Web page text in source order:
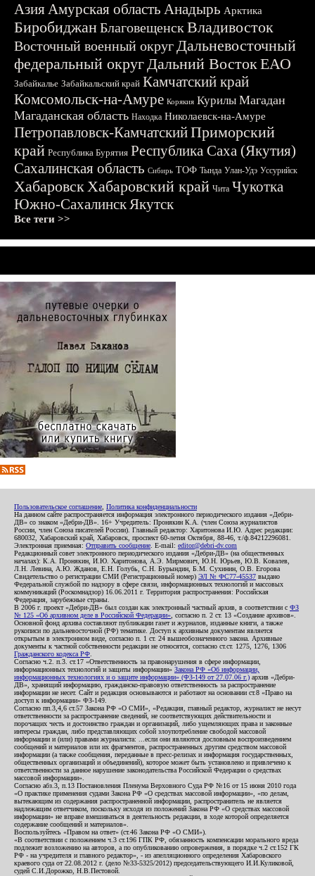
АзияАмурская область Анадырь Арктика
БиробиджанБлаговещенскВладивосток
Восточный военный округДальневосточный
федеральный округДальний ВостокЕАО
Забайкалье Забайкальский край Камчатский край
Комсомольск-на-Амуре Корякия Курилы Магадан
Магаданская область Находка Николаевск-на-Амуре
Петропавловск-КамчатскийПриморский
край Республика Бурятия Республика Саха (Якутия)
Сахалинская область Сибирь ТОФ Тында Улан-Удэ Уссурийск
ХабаровскХабаровский край Чита Чукотка
Южно-СахалинскЯкутск
Все теги >>
Пользовательское соглашение Политика конфиденциальности
На данном сайте распространяется информация электронного периодического издания «Дебри-
ДВ» со знаком «Дебри-ДВ». 16+ Учредитель: Пронякин К.А. (член Союза журналистов
России, член Союза писателей России). Главный редактор: Харитонова И.Ю. Адрес редакции:
680032, Хабаровский край, Хабаровск, проспект 60-летия Октября, 88-46, т./ф.84212296081.
Электронная приемная: Отправить сообщение . E-mail: editor@debri-dv.com
Редакционный совет электронного периодического издания «Дебри-ДВ» (на общественных
началах): К.А. Пронякин, И.Ю. Харитонова, А.Э. Мирмович, Ю.Н. Юрьев, Ю.В. Ковалев,
Л.Н. Левина, А.Ю. Жданов, Е.Н. Голубь, С.Н. Бурындин, Б.М. Сухинин, О.В. Егорова
Свидетельство о регистрации СМИ (Регистрационный номер) ЭЛ № ФС77-45537 выдано
Федеральной службой по надзору в сфере связи, информационных технологий и массовых
коммуникаций (Роскомнадзор) 16.06.2011 г. Территория распространения: Российская
Федерация, зарубежные страны.
В 2006 г. проект «Дебри-ДВ» был создан как электронный частный архив, в соответствии с ФЗ
№ 125 «Об архивном деле в Российской Федерации» , согласно п. 2 ст. 13 «Создание архивов».
Основной фонд архива составляют публикации газет и журналов, изданные книги, а также
рукописи по дальневосточной (РФ) тематике. Доступ к архивным документам является
открытым в электронном виде, согласно п. 1 ст. 24 вышеобозначенного закона. Архивные
документы к частной собственности редакции не относятся, согласно ст.ст. 1275, 1276, 1306
Гражданского кодекса РФ
Согласно ч.2. п.3. ст.17 «Ответственность за правонарушения в сфере информации,
информационных технологий и защиты информации» Закона РФ «Об информации,
информационных технологиях и о защите информации» (ФЗ-149 от 27.07.06 г.) архив «Дебри-
ДВ», хранящий информацию, гражданско-правовую ответственность за распространение
информации не несет. Сайт и редакция основываются и работают на основании ст.8 «Право на
доступ к информации» ФЗ-149.
Согласно пп.3,4,6 ст.57 Закона РФ «О СМИ», «Редакция, главный редактор, журналист не несут
ответственности за распространение сведений, не соответствующих действительности и
порочащих честь и достоинство граждан и организаций, либо ущемляющих права и законные
интересы граждан, либо представляющих собой злоупотребление свободой массовой
информации и (или) правами журналиста: ...если они являются дословным воспроизведением
сообщений и материалов или их фрагментов, распространенных другим средством массовой
информации (а также сообщения, переданные в пресс-релизах и информация государственных,
общественных организаций и объединений), которое может быть установлено и привлечено к
ответственности за данное нарушение законодательства Российской Федерации о средствах
массовой информации».
Согласно абз.3, п.13 Постановления Пленума Верховного Суда РФ №16 от 15 июня 2010 года
«О практике применения судами Закона РФ «О средствах массовой информации», «по делам,
вытекающим из содержания распространенной информации, распространитель не является
надлежащим ответчиком, поскольку исходя из положений Закона РФ «О средствах массовой
информации» не вправе вмешиваться в деятельность редакции, в ходе которой определяется
содержание сообщений и материалов».
Воспользуйтесь «Правом на ответ» (ст.46 Закона РФ «О СМИ»).
«В соответствии с положением ч.3 ст.196 ГПК РФ, обязанность компенсации морального вреда
подлежит возложению на авторов, а по опубликованию опровержения, в порядке ч.2 ст.152 ГК
РФ - на учредителя и главного редактор», - из апелляционного определения Хабаровского
краевого суда от 22.08.2012 г. (дело №33-5325/2012) председательствующего И.И.Куликовой,
судей С.И.Дорожко, Н.В.Пестовой.